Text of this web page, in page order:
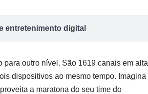
entretenimento digital
para outro nível. São 1619 canais em alta
dispositivos ao mesmo tempo. Imagina
a maratona do seu time do